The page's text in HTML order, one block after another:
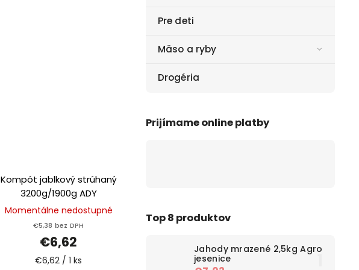
Pre deti
Mäso a ryby
Drogéria
Prijímame online platby
Top 8 produktov
Jahody mrazené 2,5kg Agro
jesenice
Kompót jablkový strúhaný
3200g/1900g ADY
Momentálne nedostupné
€5,38 bez DPH
€6,62
€6,62 / 1 ks